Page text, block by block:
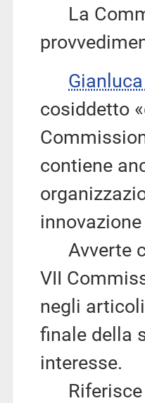
La
cosiddetto
contiene
Avverte
VII
negli
finale della
interesse.
Riferisce